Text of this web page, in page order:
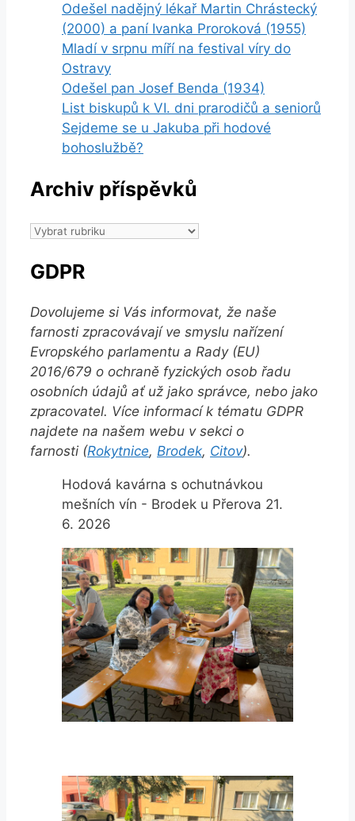
Odešel nadějný lékař Martin Chrástecký
(2000) a paní Ivanka Proroková (1955)
Mladí v srpnu míří na festival víry do
Ostravy
Odešel pan Josef Benda (1934)
List biskupů k VI. dni prarodičů a seniorů
Sejdeme se u Jakuba při hodové
bohoslužbě?
Archiv příspěvků
Archiv
GDPR
Dovolujeme si Vás informovat, že naše
farnosti zpracovávají ve smyslu nařízení
Evropského parlamentu a Rady (EU)
2016/679 o ochraně fyzických osob řadu
osobních údajů ať už jako správce, nebo jako
zpracovatel. Více informací k tématu GDPR
najdete na našem webu v sekci o
farnosti (Rokytnice, Brodek, Citov).
Hodová kavárna s ochutnávkou
mešních vín - Brodek u Přerova 21.
6. 2026